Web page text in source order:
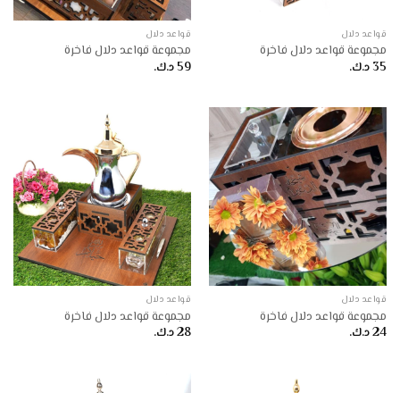
قواعد دلال
مجموعة قواعد دلال فاخرة
35د.ك.
قواعد دلال
مجموعة قواعد دلال فاخرة
59د.ك.
قواعد دلال
مجموعة قواعد دلال فاخرة
24د.ك.
قواعد دلال
مجموعة قواعد دلال فاخرة
28د.ك.